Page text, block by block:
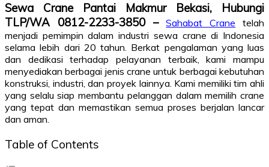
Sewa Crane Pantai Makmur Bekasi, Hubungi
TLP/WA 0812-2233-3850 –Sahabat Crane telah
menjadi pemimpin dalam industri sewa crane di Indonesia
selama lebih dari 20 tahun. Berkat pengalaman yang luas
dan dedikasi terhadap pelayanan terbaik, kami mampu
menyediakan berbagai jenis crane untuk berbagai kebutuhan
konstruksi, industri, dan proyek lainnya. Kami memiliki tim ahli
yang selalu siap membantu pelanggan dalam memilih crane
yang tepat dan memastikan semua proses berjalan lancar
dan aman.
Table of Contents